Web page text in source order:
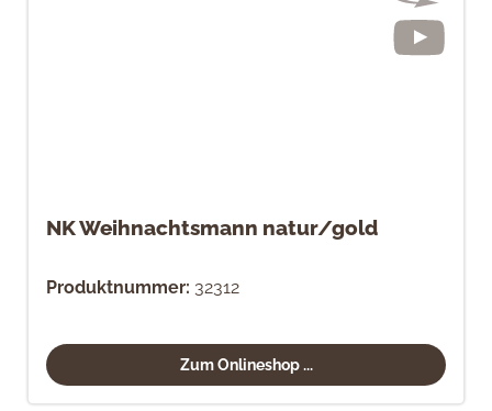
NK Weihnachtsmann natur/gold
Produktnummer: 32312
Zum Onlineshop ...